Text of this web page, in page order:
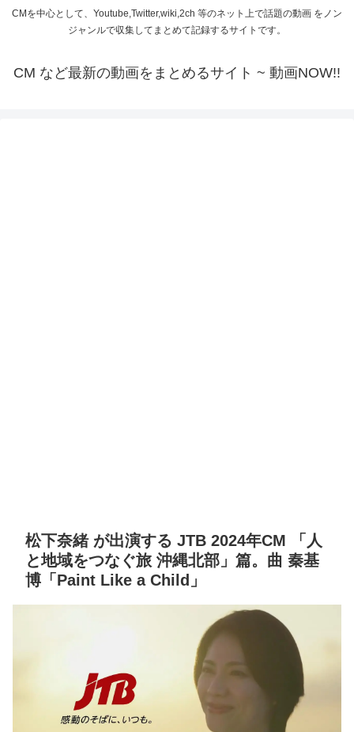
CMを中心として、Youtube,Twitter,wiki,2ch 等のネット上で話題の動画 をノン
ジャンルで収集してまとめて記録するサイトです。
CM など最新の動画をまとめるサイト ~ 動画NOW!!
松下奈緒 が出演する JTB 2024年CM 「人
と地域をつなぐ旅 沖縄北部」篇。曲 秦基
博「Paint Like a Child」